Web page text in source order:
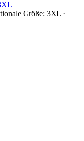
Größe: 3XL ·